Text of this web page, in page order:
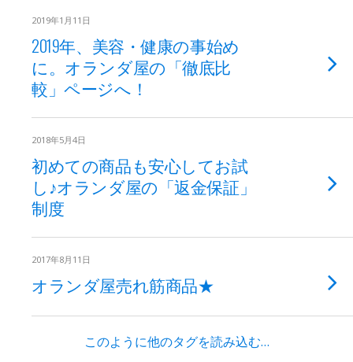
2019年1月11日
2019年、美容・健康の事始め
に。オランダ屋の「徹底比
較」ページへ！
2018年5月4日
初めての商品も安心してお試
し♪オランダ屋の「返金保証」
制度
2017年8月11日
オランダ屋売れ筋商品★
このように他のタグを読み込む…